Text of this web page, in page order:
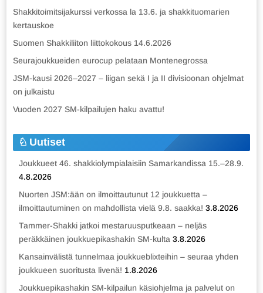
Shakkitoimitsijakurssi verkossa la 13.6. ja shakkituomarien
kertauskoe
Suomen Shakkiliiton liittokokous 14.6.2026
Seurajoukkueiden eurocup pelataan Montenegrossa
JSM-kausi 2026–2027 – liigan sekä I ja II divisioonan ohjelmat
on julkaistu
Vuoden 2027 SM-kilpailujen haku avattu!
Uutiset
Joukkueet 46. shakkiolympialaisiin Samarkandissa 15.–28.9.
4.8.2026
Nuorten JSM:ään on ilmoittautunut 12 joukkuetta –
ilmoittautuminen on mahdollista vielä 9.8. saakka! 3.8.2026
Tammer-Shakki jatkoi mestaruusputkeaan – neljäs
peräkkäinen joukkuepikashakin SM-kulta 3.8.2026
Kansainvälistä tunnelmaa joukkueblixteihin – seuraa yhden
joukkueen suoritusta livenä! 1.8.2026
Joukkuepikashakin SM-kilpailun käsiohjelma ja palvelut on